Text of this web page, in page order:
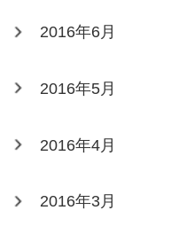
2016年6月
2016年5月
2016年4月
2016年3月